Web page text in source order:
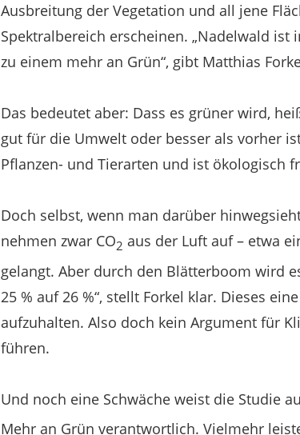
Ausbreitung der Vegetation und all jene
Spektralbereich erscheinen. „Nadelwald
zu einem mehr an Grün“, gibt Matthias
Das bedeutet aber: Dass es grüner wird,
gut für die Umwelt oder besser als vorher
Pflanzen- und Tierarten und ist ökologisch
Doch selbst, wenn man darüber
nehmen zwar CO2 aus der Luft auf – etwa
gelangt. Aber durch den Blätterboom wird
25 % auf 26 %“, stellt Forkel klar. Dieses
aufzuhalten. Also doch kein Argument für
führen.
Und noch eine Schwäche weist die Studie
Mehr an Grün verantwortlich. Vielmehr